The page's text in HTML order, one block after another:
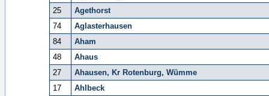
25
Agethorst
74
Aglasterhausen
84
Aham
48
Ahaus
27
Ahausen, Kr Rotenburg, Wümme
17
Ahlbeck